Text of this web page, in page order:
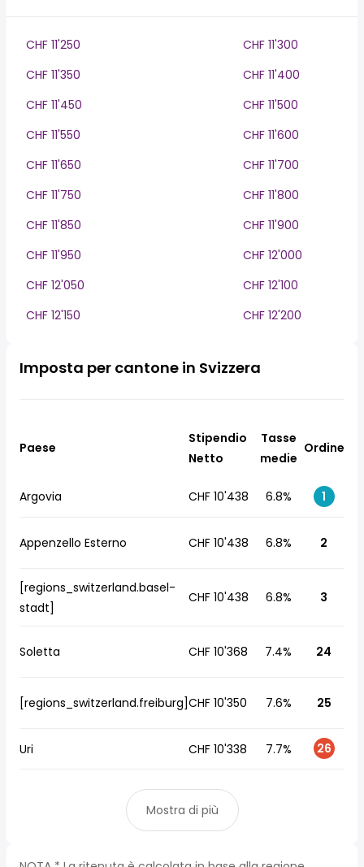
CHF 11'250
CHF 11'300
CHF 11'350
CHF 11'400
CHF 11'450
CHF 11'500
CHF 11'550
CHF 11'600
CHF 11'650
CHF 11'700
CHF 11'750
CHF 11'800
CHF 11'850
CHF 11'900
CHF 11'950
CHF 12'000
CHF 12'050
CHF 12'100
CHF 12'150
CHF 12'200
Imposta per cantone in Svizzera
Paese
Stipendio
Netto
Tasse
medie
Ordine
Argovia CHF 10'438 6.8% 1
Appenzello Esterno CHF 10'438 6.8% 2
[regions_switzerland.basel-
stadt]
CHF 10'438 6.8% 3
Soletta CHF 10'368 7.4% 24
[regions_switzerland.freiburg]CHF 10'350 7.6% 25
Uri CHF 10'338 7.7% 26
Mostra di più